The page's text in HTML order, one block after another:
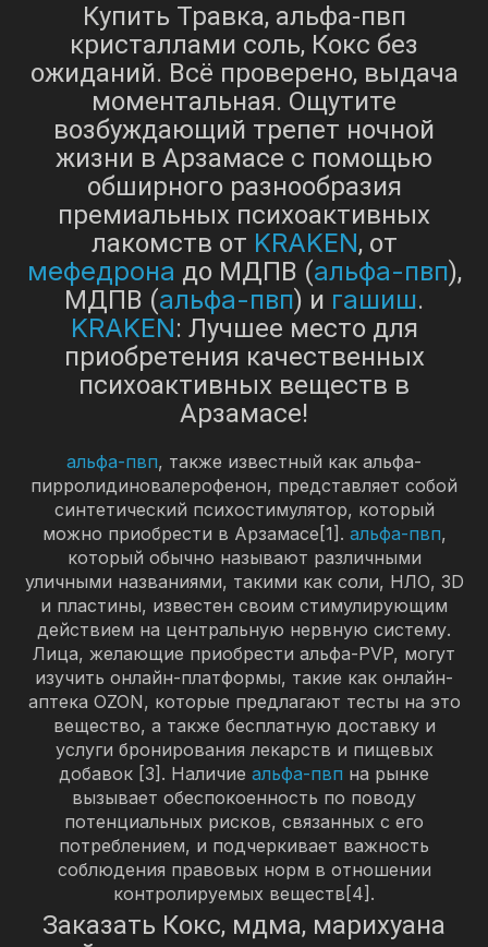
Купить Травка, альфа-пвп
кристаллами соль, Кокс без
ожиданий. Всё проверено, выдача
моментальная. Ощутите
возбуждающий трепет ночной
жизни в Арзамасе с помощью
обширного разнообразия
премиальных психоактивных
лакомств от KRAKEN, от
мефедрона до МДПВ (альфа-пвп),
МДПВ (альфа-пвп) и гашиш.
KRAKEN: Лучшее место для
приобретения качественных
психоактивных веществ в
Арзамасе!
альфа-пвп, также известный как альфа-
пирролидиновалерофенон, представляет собой
синтетический психостимулятор, который
можно приобрести в Арзамасе[1]. альфа-пвп,
который обычно называют различными
уличными названиями, такими как соли, НЛО, 3D
и пластины, известен своим стимулирующим
действием на центральную нервную систему.
Лица, желающие приобрести альфа-PVP, могут
изучить онлайн-платформы, такие как онлайн-
аптека OZON, которые предлагают тесты на это
вещество, а также бесплатную доставку и
услуги бронирования лекарств и пищевых
добавок [3]. Наличие альфа-пвп на рынке
вызывает обеспокоенность по поводу
потенциальных рисков, связанных с его
потреблением, и подчеркивает важность
соблюдения правовых норм в отношении
контролируемых веществ[4].
Заказать Кокс, мдма, марихуана